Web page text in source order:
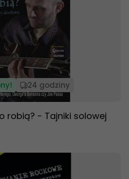
24 godziny
robią? - Tajniki solowej